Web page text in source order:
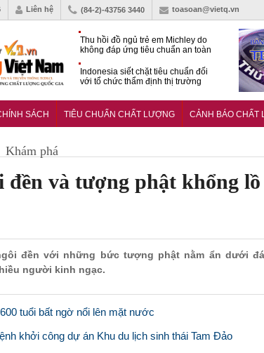
Liên hệ (84-2)-43756 3440 toasoan@vietq.vn
Thu hồi đồ ngủ trẻ em Michley do
không đáp ứng tiêu chuẩn an toàn
Indonesia siết chặt tiêu chuẩn đối
với tổ chức thẩm định thị trường
mới nâng chuẩn quản lý an toàn
SÁCH TIÊU CHUẨN CHẤT LƯỢNG CẢNH BÁO CHẤT
Khám phá
đền và tượng phật khổng
đền với những bức tượng phật nằm ẩn dưới
người kinh ngạc.
tuổi bất ngờ nổi lên mặt nước
khởi công dự án Khu du lịch sinh thái Tam Đảo